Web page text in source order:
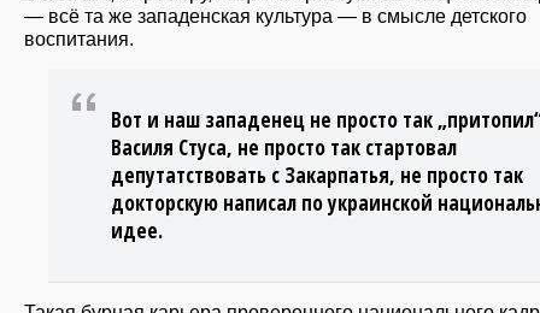
— всё та же западенская культура — в смысле детского
воспитания.
Вот и наш западенец не просто так
Василя Стуса, не просто так стартовал
депутатствовать с Закарпатья, не просто так
докторскую написал по украинской
идее.